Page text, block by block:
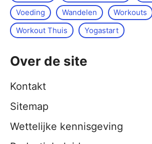
Voeding
Wandelen
Workouts
Workout Thuis
Yoga­start
Over de site
Kontakt
Sitemap
Wettelijke kennisgeving